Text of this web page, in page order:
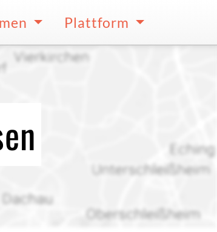
Plattform